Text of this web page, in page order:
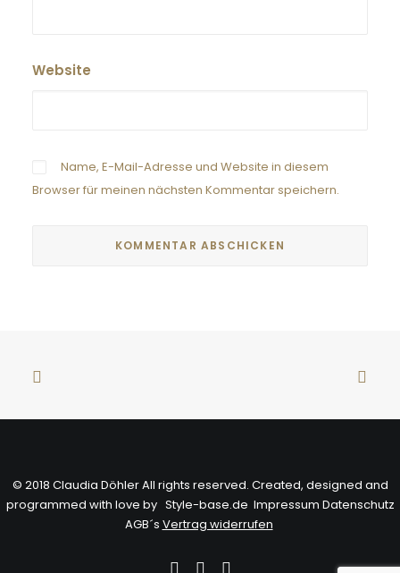
Website
Name, E-Mail-Adresse und Website in diesem
Browser für meinen nächsten Kommentar speichern.
© 2018 Claudia Döhler All rights reserved. Created, designed and
programmed with love by Style-base.de Impressum Datenschutz
AGB´s Vertrag widerrufen